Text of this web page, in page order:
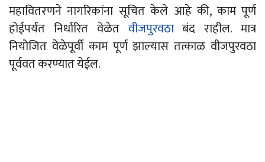
महावितरणने नागरिकांना सूचित केले आहे की, काम पूर्ण
होईपर्यंत निर्धारित वेळेत वीजपुरवठाबंद राहील. मात्र
नियोजित वेळेपूर्वी काम पूर्ण झाल्यास तत्काळ वीजपुरवठा
पूर्ववत करण्यात येईल.